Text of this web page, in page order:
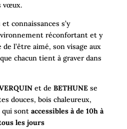
vœux.
connaissances s’y
réconfortant et y
l’être aimé, son visage aux
chacun tient à graver dans
et de BETHUNEse
douces, bois chaleureux,
qui sont accessibles à de 10h à
les jours